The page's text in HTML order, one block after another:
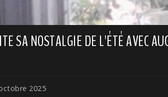
SA NOSTALGIE DE L'ÉTÉ AVEC
2025